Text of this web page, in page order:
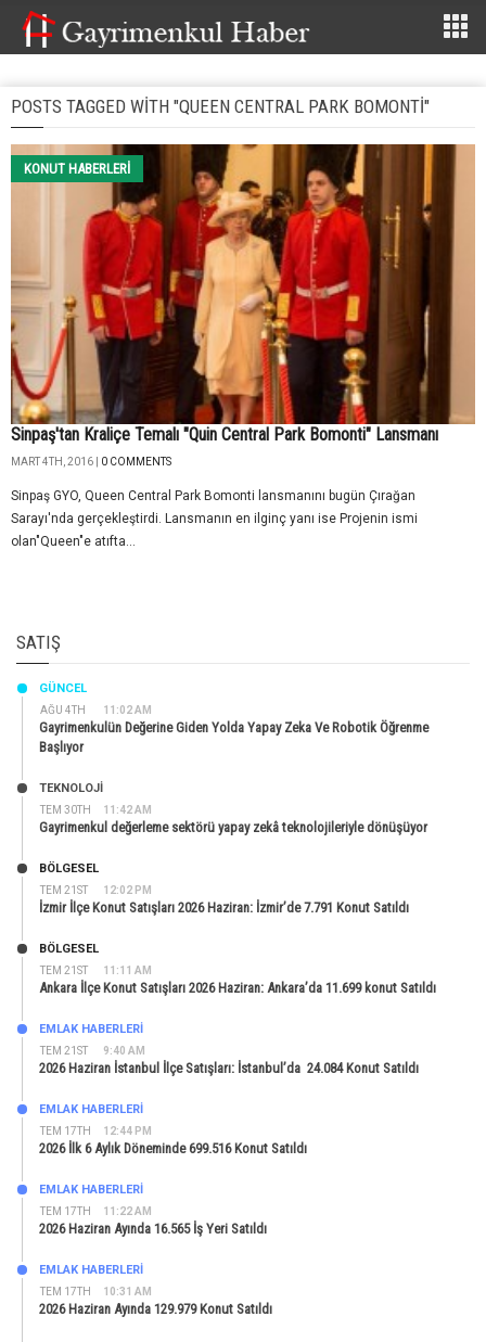
POSTS TAGGED WITH "QUEEN CENTRAL PARK BOMONTI"
KONUT HABERLERI
Sinpaş'tan Kraliçe Temalı "Quin Central Park Bomonti" Lansmanı
MART 4TH, 2016 | 0 COMMENTS
Sinpaş GYO, Queen Central Park Bomonti lansmanını bugün Çırağan
Sarayı'nda gerçekleştirdi. Lansmanın en ilginç yanı ise Projenin ismi
olan"Queen"e atıfta...
SATIŞ
AĞU 4TH 11:02 AM
GÜNCEL
Gayrimenkulün Değerine Giden Yolda Yapay Zeka Ve Robotik Öğrenme
Başlıyor
TEM 30TH 11:42 AM
TEKNOLOJİ
Gayrimenkul değerleme sektörü yapay zekâ teknolojileriyle dönüşüyor
TEM 21ST 12:02 PM
BÖLGESEL
İzmir İlçe Konut Satışları 2026 Haziran: İzmir’de 7.791 Konut Satıldı
TEM 21ST 11:11 AM
BÖLGESEL
Ankara İlçe Konut Satışları 2026 Haziran: Ankara’da 11.699 konut Satıldı
TEM 21ST 9:40 AM
EMLAK HABERLERI
2026 Haziran İstanbul İlçe Satışları: İstanbul’da 24.084 Konut Satıldı
TEM 17TH 12:44 PM
EMLAK HABERLERI
2026 İlk 6 Aylık Döneminde 699.516 Konut Satıldı
TEM 17TH 11:22 AM
EMLAK HABERLERI
2026 Haziran Ayında 16.565 İş Yeri Satıldı
TEM 17TH 10:31 AM
EMLAK HABERLERI
2026 Haziran Ayında 129.979 Konut Satıldı